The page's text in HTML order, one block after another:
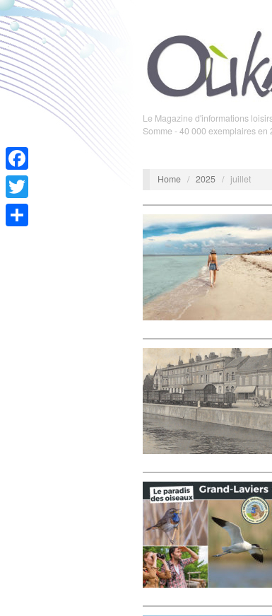
Le Magazine d'informations
Somme - 40 000 exemplaires
Home / 2025 / juillet
Facebook
Twitter